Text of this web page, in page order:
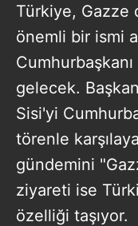
Türkiye, Gazze
önemli bir ismi
gelecek.
Sisi'yi
törenle
gündemini
ziyareti ise
özelliği taşıyor.